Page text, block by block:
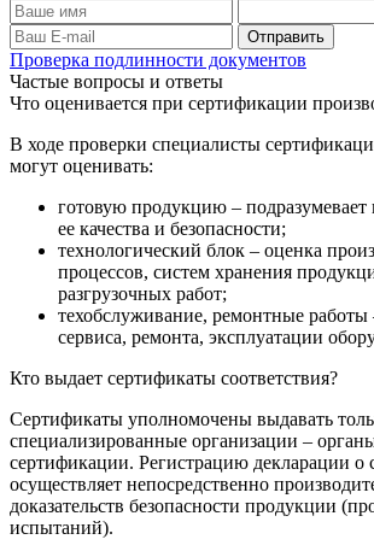
Проверка подлинности документов
Частые вопросы и ответы
Что оценивается при сертификации
В ходе проверки специалисты
могут оценивать:
готовую продукцию – подразумевает
ее качества и безопасности;
технологический блок – оценка
процессов, систем хранения
разгрузочных работ;
техобслуживание, ремонтные работы
сервиса, ремонта, эксплуатации
Кто выдает сертификаты соответствия?
Сертификаты уполномочены выдавать
специализированные организации –
сертификации. Регистрацию декларации о
осуществляет непосредственно
доказательств безопасности продукции
испытаний).